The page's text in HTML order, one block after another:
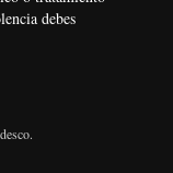
debes
.